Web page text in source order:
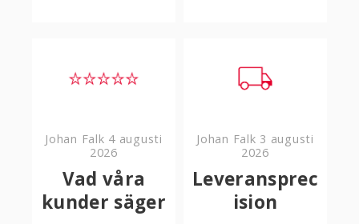
Johan Falk 4 augusti
2026
Vad våra
kunder säger
Johan Falk 3 augusti
2026
Leveransprec
ision